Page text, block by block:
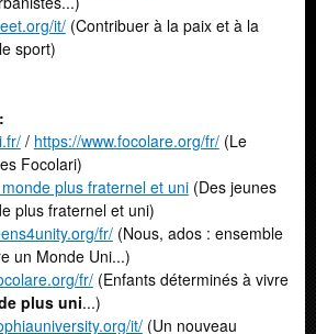
it/(Contribuer à la paix et à la
sport)
/ https://www.focolare.org/fr/(Le
Focolari)
plus fraternel et uni(Des jeunes
plus fraternel et uni)
fr/(Nous, ados : ensemble
un Monde Uni...)
fr/(Enfants déterminés à vivre
plus uni...)
it/(Un nouveau